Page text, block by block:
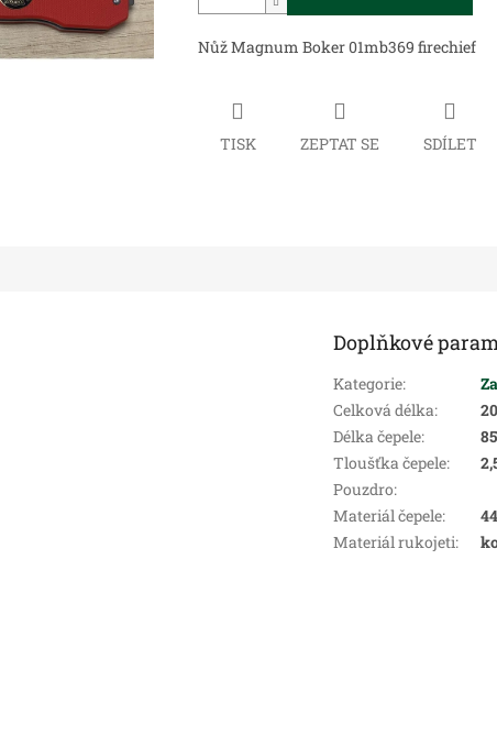
Nůž Magnum Boker 01mb369 firechief
TISK ZEPTAT SE SDÍLET
Doplňkové
Kategorie:
Celková délka:
Délka čepele:
Tloušťka čepele:
Pouzdro:
Materiál čepele:
Materiál rukojeti: